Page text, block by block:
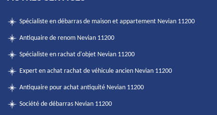
Spécialiste en débarras de maison et appartement Nevian 11200
Antiquaire de renom Nevian 11200
Spécialiste en rachat d'objet Nevian 11200
Expert en achat rachat de véhicule ancien Nevian 11200
Antiquaire pour achat antiquité Nevian 11200
Société de débarras Nevian 11200